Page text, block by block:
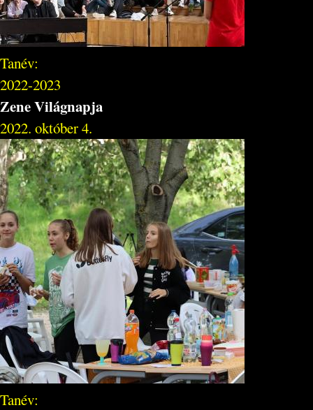
Tanév:
2022-2023
Zene Világnapja
2022. október 4.
Tanév: